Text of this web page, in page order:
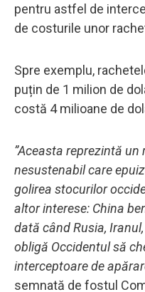
pentru astfel de
de costurile unor
Spre exemplu,
puțin de 1 milion de
costă 4 milioane de
”Aceasta reprezintă
nesustenabil care
golirea stocurilor
altor interese: China
dată când Rusia,
obligă Occidentul să
interceptoare de
semnată de fostul